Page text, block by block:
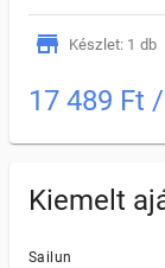
Készlet: 1 db
17 489 Ft
Kiemelt
Sailun